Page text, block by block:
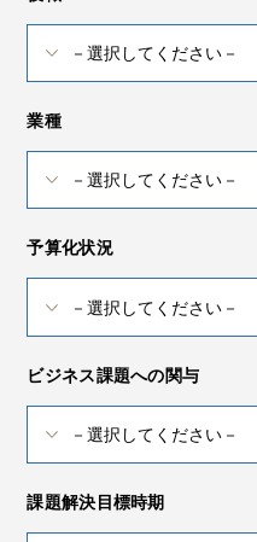
業種
予算化状況
ビジネス課題への関与
課題解決目標時期